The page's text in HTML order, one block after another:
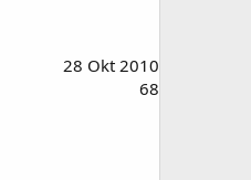
28 Okt 2010
68